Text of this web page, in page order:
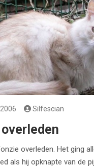
Silfescian
overleden. Het ging
als hij opknapte van de